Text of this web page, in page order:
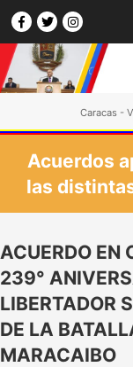
Caracas -
Acuerdos
las
ACUERDO EN
239°
LIBERTADOR
DE LA
MARACAIBO